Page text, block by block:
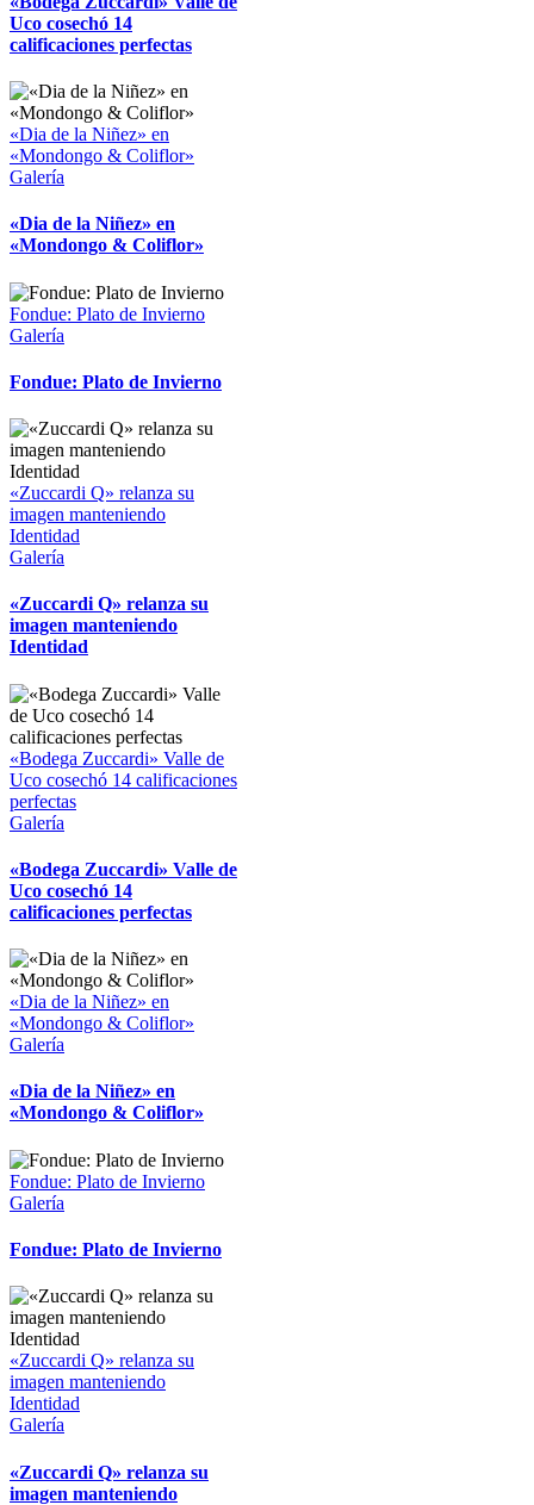
Uco cosechó 14
calificaciones perfectas
«Dia de la Niñez» en
«Mondongo & Coliflor»
Galería
«Dia de la Niñez» en
«Mondongo & Coliflor»
Fondue: Plato de Invierno
Galería
Fondue: Plato de Invierno
«Zuccardi Q» relanza su
imagen manteniendo
Identidad
Galería
«Zuccardi Q» relanza su
imagen manteniendo
Identidad
«Bodega Zuccardi» Valle de
Uco cosechó 14 calificaciones
perfectas
Galería
«Bodega Zuccardi» Valle de
Uco cosechó 14
calificaciones perfectas
«Dia de la Niñez» en
«Mondongo & Coliflor»
Galería
«Dia de la Niñez» en
«Mondongo & Coliflor»
Fondue: Plato de Invierno
Galería
Fondue: Plato de Invierno
«Zuccardi Q» relanza su
imagen manteniendo
Identidad
Galería
«Zuccardi Q» relanza su
imagen manteniendo